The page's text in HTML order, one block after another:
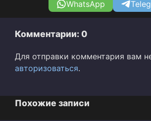
WhatsApp
Комментарии: 0
Для отправки комментария вам
авторизоваться.
Похожие записи